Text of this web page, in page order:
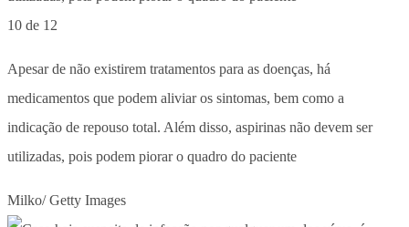
10 de 12
Apesar de não existirem tratamentos para as doenças, há
medicamentos que podem aliviar os sintomas, bem como a
indicação de repouso total. Além disso, aspirinas não devem ser
utilizadas, pois podem piorar o quadro do paciente
Milko/ Getty Images